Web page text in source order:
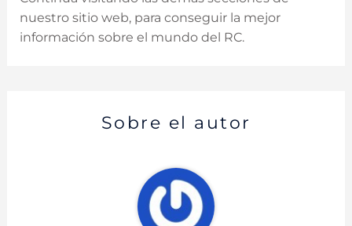
nuestro sitio web, para conseguir la mejor
información sobre el mundo del RC.
Sobre el autor